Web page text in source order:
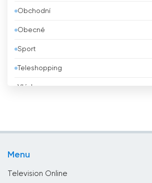
Bělorusko
Benin
Bhútán
Bolívie
Obchodní
Obecné
Sport
Teleshopping
Vláda
Menu
Television Online